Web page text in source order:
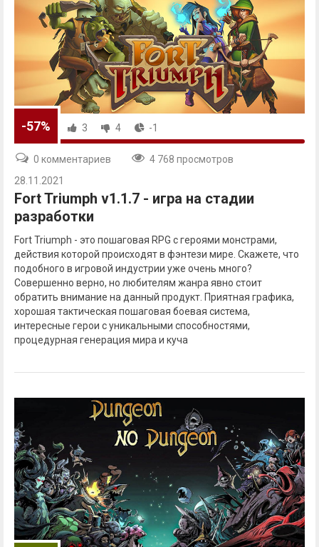
-57% 3 4 -1
0 комментариев
4 768 просмотров
28.11.2021
Fort Triumph v1.1.7 - игра на стадии
разработки
Fort Triumph - это пошаговая RPG с героями монстрами,
действия которой происходят в фэнтези мире. Скажете, что
подобного в игровой индустрии уже очень много?
Совершенно верно, но любителям жанра явно стоит
обратить внимание на данный продукт. Приятная графика,
хорошая тактическая пошаговая боевая система,
интересные герои с уникальными способностями,
процедурная генерация мира и куча